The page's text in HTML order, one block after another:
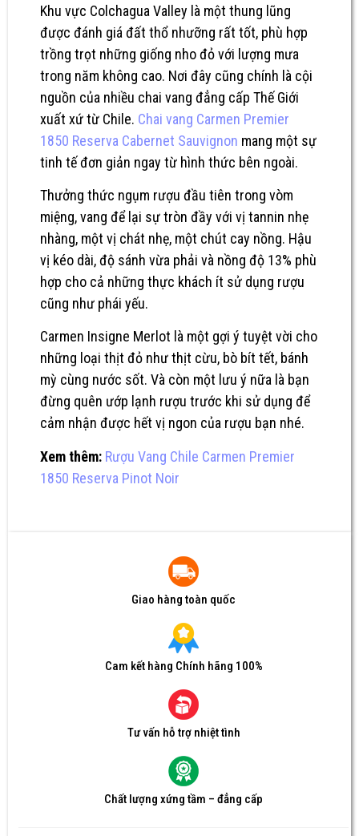
Khu vực Colchagua Valley là một thung lũng
được đánh giá đất thổ nhưỡng rất tốt, phù hợp
trồng trọt những giống nho đỏ với lượng mưa
trong năm không cao. Nơi đây cũng chính là cội
nguồn của nhiều chai vang đẳng cấp Thế Giới
xuất xứ từ Chile. Chai vang Carmen Premier
1850 Reserva Cabernet Sauvignon mang một sự
tinh tế đơn giản ngay từ hình thức bên ngoài.
Thưởng thức ngụm rượu đầu tiên trong vòm
miệng, vang để lại sự tròn đầy với vị tannin nhẹ
nhàng, một vị chát nhẹ, một chút cay nồng. Hậu
vị kéo dài, độ sánh vừa phải và nồng độ 13% phù
hợp cho cả những thực khách ít sử dụng rượu
cũng như phái yếu.
Carmen Insigne Merlot là một gợi ý tuyệt vời cho
những loại thịt đỏ như thịt cừu, bò bít tết, bánh
mỳ cùng nước sốt. Và còn một lưu ý nữa là bạn
đừng quên ướp lạnh rượu trước khi sử dụng để
cảm nhận được hết vị ngon của rượu bạn nhé.
Xem thêm: Rượu Vang Chile Carmen Premier
1850 Reserva Pinot Noir
Giao hàng toàn quốc
Cam kết hàng Chính hãng 100%
Tư vấn hỗ trợ nhiệt tình
Chất lượng xứng tầm – đẳng cấp